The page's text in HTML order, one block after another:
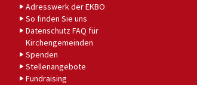
Adresswerk der EKBO
So finden Sie uns
Datenschutz FAQ für
Kirchengemeinden
Spenden
Stellenangebote
Fundraising